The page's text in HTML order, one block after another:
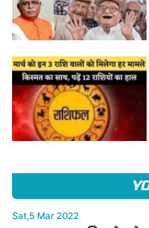
Sat,5 Mar 2022